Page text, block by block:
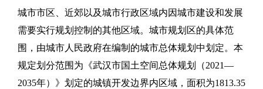
城市市区、近郊以及城市行政区域内因城市建设和发展
需要实行规划控制的其他区域。城市规划区的具体范
围，由城市人民政府在编制的城市总体规划中划定。本
规定划分范围为《武汉市国土空间总体规划（2021—
2035年）》划定的城镇开发边界内区域，面积为1813.35